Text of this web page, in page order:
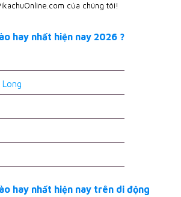
của chúng tôi!
hay nhất hiện nay 2026 ?
Long
hay nhất hiện nay trên di động